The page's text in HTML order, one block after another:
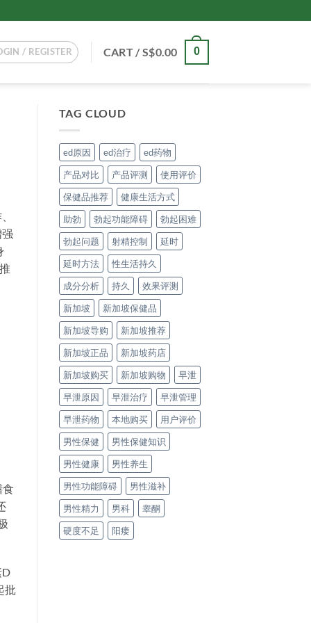
/ REGISTER CART /S$0.00 0
D
批
TAG CLOUD
ed原因 ed治疗
ed药物
产品对比
产品评测
使用评价
保健品推荐
健康生活方式
助勃
勃起功能障碍
勃起困难
勃起问题
射精控制
延时
延时方法
性生活持久
成分分析
持久
效果评测
新加坡
新加坡保健品
新加坡导购
新加坡推荐
新加坡正品
新加坡药店
新加坡购买
新加坡购物
早泄
早泄原因
早泄治疗
早泄管理
早泄药物
本地购买
用户评价
男性保健
男性保健知识
男性健康
男性养生
男性功能障碍
男性滋补
男性精力
男科
睾酮
硬度不足
阳痿